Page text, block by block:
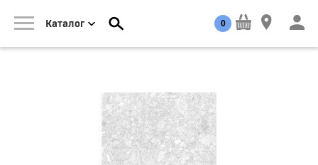
Каталог 0